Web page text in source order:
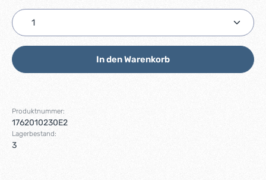
Produkt Anzahl: Gib den gewünschten Wert ein
In den Warenkorb
Produktnummer:
1762010230E2
Lagerbestand:
3